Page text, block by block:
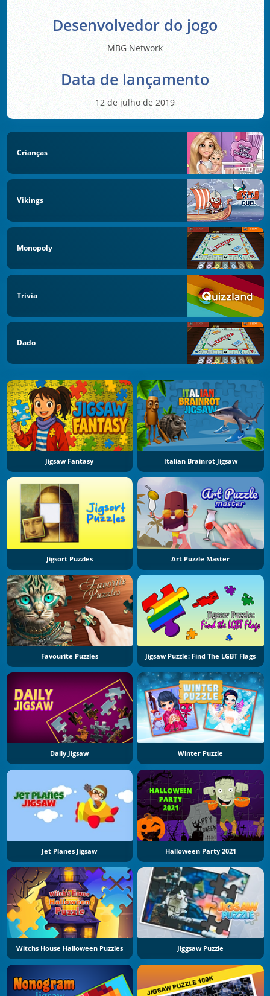
Desenvolvedor do jogo
MBG Network
Data de lançamento
12 de julho de 2019
Crianças
Vikings
Monopoly
Trivia
Dado
Jigsaw Fantasy Italian Brainrot Jigsaw
Jigsort Puzzles Art Puzzle Master
Favourite Puzzles Jigsaw Puzzle: Find The LGBT Flags
Daily Jigsaw Winter Puzzle
Jet Planes Jigsaw Halloween Party 2021
Witchs House Halloween Puzzles Jiggsaw Puzzle